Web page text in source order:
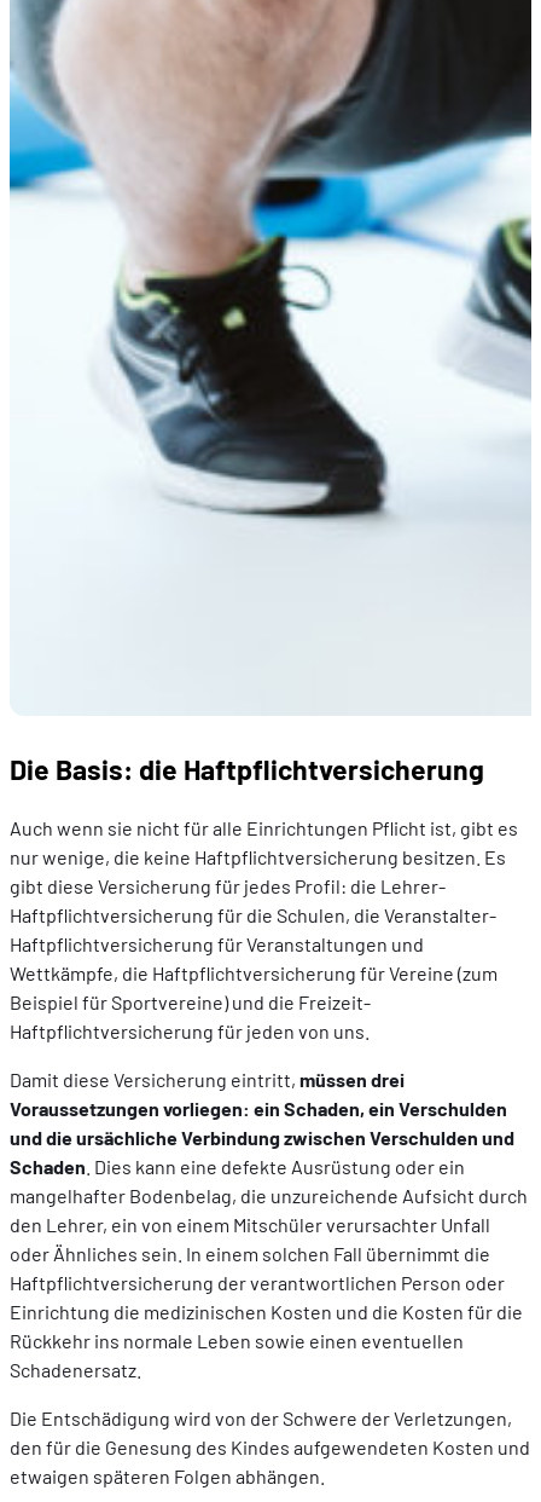
Die Basis: die Haftpflichtversicherung
Auch wenn sie nicht für alle Einrichtungen Pflicht ist, gibt es
nur wenige, die keine Haftpflichtversicherung besitzen. Es
gibt diese Versicherung für jedes Profil: die Lehrer-
Haftpflichtversicherung für die Schulen, die Veranstalter-
Haftpflichtversicherung für Veranstaltungen und
Wettkämpfe, die Haftpflichtversicherung für Vereine (zum
Beispiel für Sportvereine) und die Freizeit-
Haftpflichtversicherung für jeden von uns.
Damit diese Versicherung eintritt, müssen drei
Voraussetzungen vorliegen: ein Schaden, ein Verschulden
und die ursächliche Verbindung zwischen Verschulden und
Schaden . Dies kann eine defekte Ausrüstung oder ein
mangelhafter Bodenbelag, die unzureichende Aufsicht durch
den Lehrer, ein von einem Mitschüler verursachter Unfall
oder Ähnliches sein. In einem solchen Fall übernimmt die
Haftpflichtversicherung der verantwortlichen Person oder
Einrichtung die medizinischen Kosten und die Kosten für die
Rückkehr ins normale Leben sowie einen eventuellen
Schadenersatz.
Die Entschädigung wird von der Schwere der Verletzungen,
den für die Genesung des Kindes aufgewendeten Kosten und
etwaigen späteren Folgen abhängen.